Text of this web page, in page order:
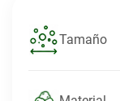
Tamaño